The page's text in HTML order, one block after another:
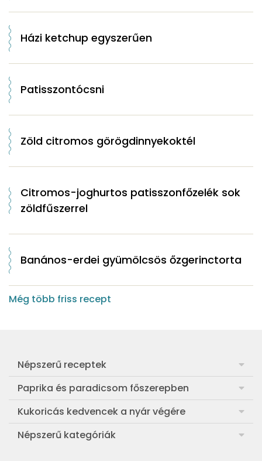
Házi ketchup egyszerűen
Patisszontócsni
Zöld citromos görögdinnyekoktél
Citromos-joghurtos patisszonfőzelék sok
zöldfűszerrel
Banános-erdei gyümölcsös őzgerinctorta
Még több friss recept
Népszerű receptek
Frankfurti leves
Egyszerű muffin
Aranygaluska
Paprika és paradicsom főszerepben
Pan con Tomate
Paradicsom és paprika eltevése télre
Kukoricás kedvencek a nyár végére
Legfinomabb főtt kukorica
Népszerű kategóriák